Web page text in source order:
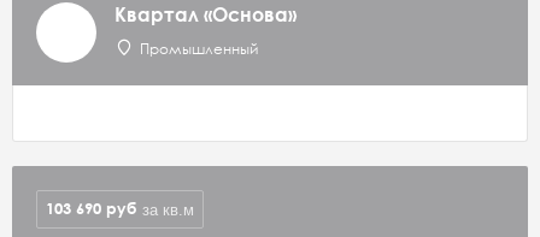
Квартал «Основа»
Промышленный
103 690 руб за кв.м